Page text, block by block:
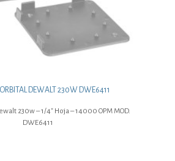
DEWALT 230W DWE6411
230w – 1/4″ Hoja – 14000 OPM MOD.
DWE6411